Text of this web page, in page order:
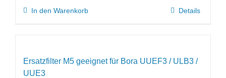
In den Warenkorb Details
Ersatzfilter M5 geeignet für Bora UUEF3 / ULB3 /
UUE3